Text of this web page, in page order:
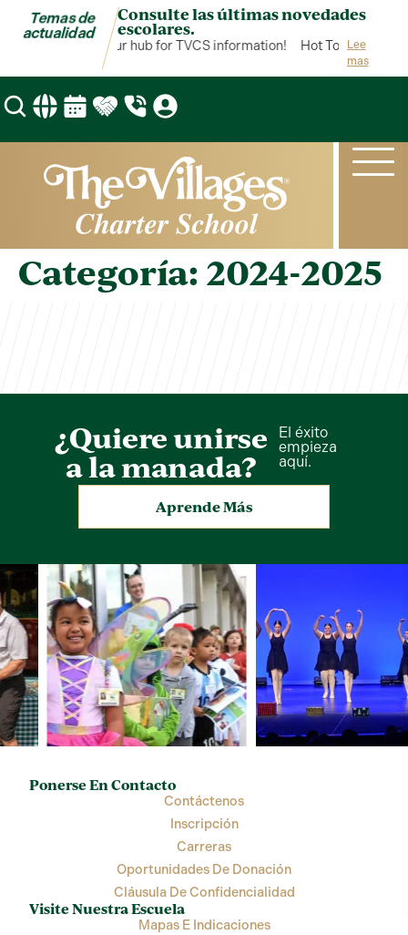
Temas de
actualidad
Consulte las últimas novedades
escolares.
Hot Topics is your hub for TVCS information! Hot Topics is
Lee
mas
Categoría:2024-2025
¿Quiere unirse
a la manada?
El éxito
empieza
aquí.
Aprende Más
Ponerse En Contacto
Contáctenos
Inscripción
Carreras
Oportunidades De Donación
Cláusula De Confidencialidad
Visite Nuestra Escuela
Mapas E Indicaciones